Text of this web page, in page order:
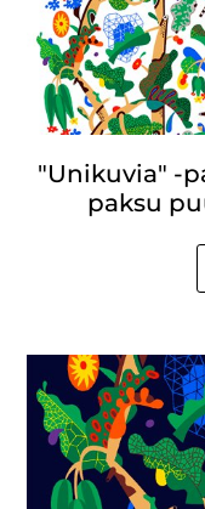
"Unikuvia" -
paksu